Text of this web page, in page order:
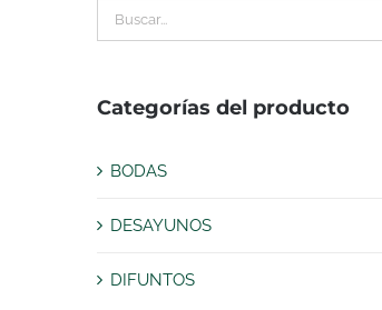
Categorías del producto
BODAS
DESAYUNOS
DIFUNTOS